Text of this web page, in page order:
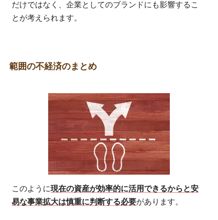
だけではなく、企業としてのブランドにも影響するこ
とが考えられます。
範囲の不経済のまとめ
このように現在の資産が効率的に活用できるからと安
易な事業拡大は慎重に判断する必要があります。